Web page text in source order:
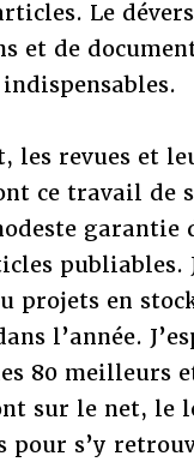
Le
et de
les revues et
ce travail de
garantie
publiables.
projets en
l’année.
80 meilleurs
sur le net, le
pour s’y